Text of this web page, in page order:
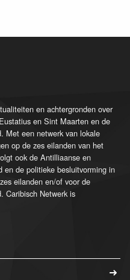
en achtergronden over
en Sint Maarten en de
Met een netwerk van lokale
op de zes eilanden van het
ook de Antilliaanse en
en de politieke besluitvorming in
eilanden en/of voor de
Caribisch Netwerk is